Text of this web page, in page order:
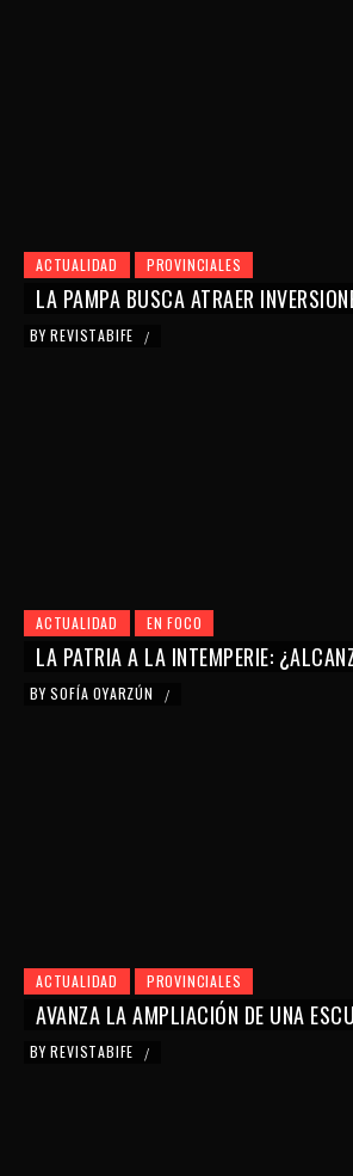
ACTUALIDAD PROVINCIALES
LA PAMPA BUSCA ATRAER
BY REVISTABIFE /
ACTUALIDAD EN FOCO
LA PATRIA A LA INTEMPERIE:
BY SOFÍA OYARZÚN /
ACTUALIDAD PROVINCIALES
AVANZA LA AMPLIACIÓN DE UNA
BY REVISTABIFE /